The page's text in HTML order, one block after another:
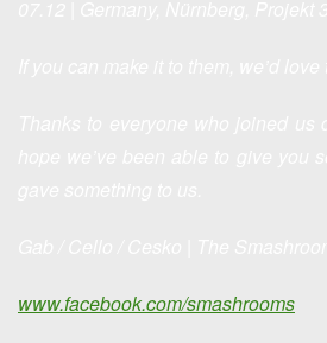
www.facebook.com/smashrooms